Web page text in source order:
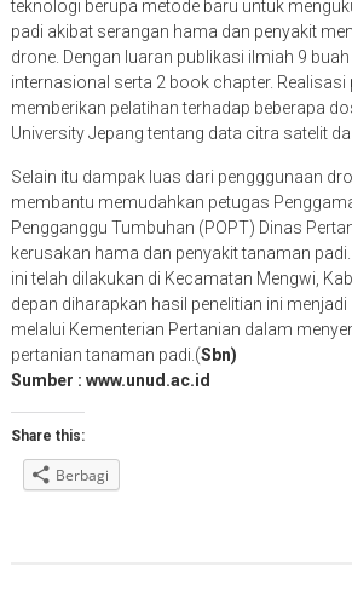
teknologi berupa metode baru untuk
padi akibat serangan hama dan penyakit
drone. Dengan luaran publikasi ilmiah 9
internasional serta 2 book chapter.
memberikan pelatihan terhadap beberapa
University Jepang tentang data citra satelit
Selain itu dampak luas dari pengggunaan
membantu memudahkan petugas
Pengganggu Tumbuhan (POPT) Dinas
kerusakan hama dan penyakit tanaman
ini telah dilakukan di Kecamatan Mengwi,
depan diharapkan hasil penelitian ini
melalui Kementerian Pertanian dalam
pertanian tanaman padi.(Sbn)
Sumber : www.unud.ac.id
Share this:
Berbagi